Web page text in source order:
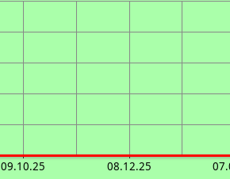
09.10.25 08.12.25